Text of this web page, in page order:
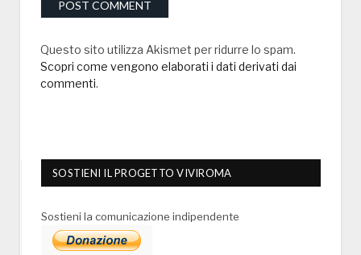
Questo sito utilizza Akismet per ridurre lo spam.
Scopri come vengono elaborati i dati derivati dai
commenti.
SOSTIENI IL PROGETTO VIVIROMA
Sostieni la comunicazione indipendente